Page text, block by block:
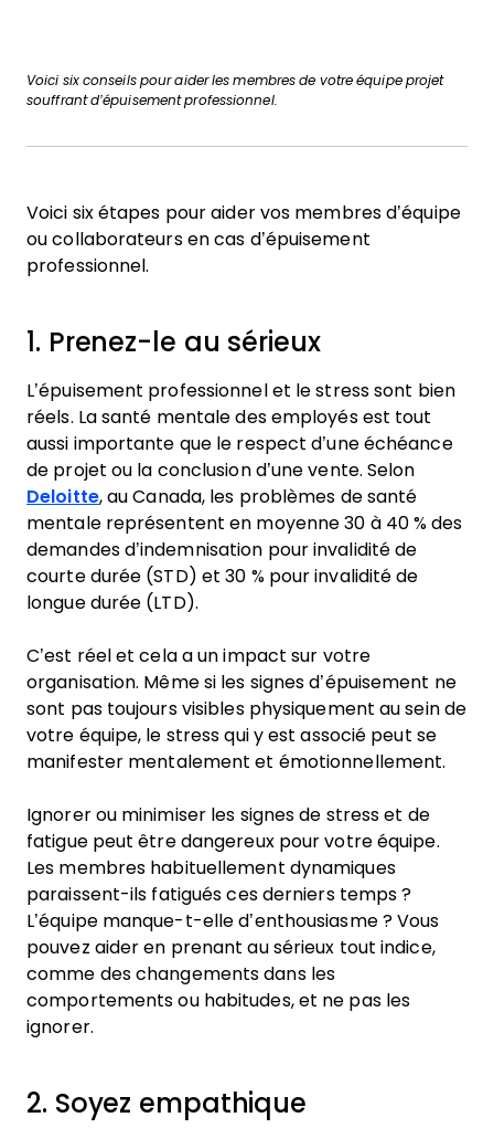
Voici six conseils pour aider les membres de votre équipe projet
souffrant d’épuisement professionnel.
Voici six étapes pour aider vos membres d’équipe
ou collaborateurs en cas d’épuisement
professionnel.
1. Prenez-le au sérieux
L’épuisement professionnel et le stress sont bien
réels. La santé mentale des employés est tout
aussi importante que le respect d’une échéance
de projet ou la conclusion d’une vente. Selon
Deloitte, au Canada, les problèmes de santé
mentale représentent en moyenne 30 à 40 % des
demandes d’indemnisation pour invalidité de
courte durée (STD) et 30 % pour invalidité de
longue durée (LTD).
C’est réel et cela a un impact sur votre
organisation. Même si les signes d’épuisement ne
sont pas toujours visibles physiquement au sein de
votre équipe, le stress qui y est associé peut se
manifester mentalement et émotionnellement.
Ignorer ou minimiser les signes de stress et de
fatigue peut être dangereux pour votre équipe.
Les membres habituellement dynamiques
paraissent-ils fatigués ces derniers temps ?
L’équipe manque-t-elle d’enthousiasme ? Vous
pouvez aider en prenant au sérieux tout indice,
comme des changements dans les
comportements ou habitudes, et ne pas les
ignorer.
2. Soyez empathique